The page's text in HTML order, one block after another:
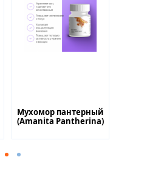
Мухомор пантерный
(Amanita Pantherina)
стимуляции обмена